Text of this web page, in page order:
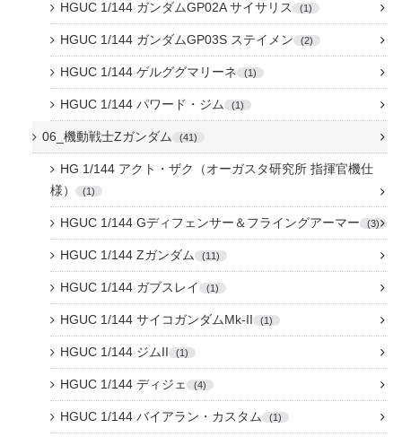
HGUC 1/144 ガンダムGP02A サイサリス 1
HGUC 1/144 ガンダムGP03S ステイメン 2
HGUC 1/144 ゲルググマリーネ 1
HGUC 1/144 パワード・ジム 1
06_機動戦士Zガンダム 41
HG 1/144 アクト・ザク（オーガスタ研究所 指揮官機仕
様）
1
HGUC 1/144 Gディフェンサー＆フライングアーマー 3
HGUC 1/144 Zガンダム 11
HGUC 1/144 ガブスレイ 1
HGUC 1/144 サイコガンダムMk-II 1
HGUC 1/144 ジムII 1
HGUC 1/144 ディジェ 4
HGUC 1/144 バイアラン・カスタム 1